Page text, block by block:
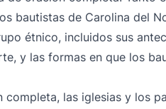
bautistas de Carolina del
étnico, incluidos sus
y las formas en que los
completa, las iglesias y los